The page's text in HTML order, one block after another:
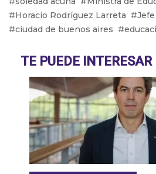
avanzan los bonos"
Martín Pacheco: "Es un juego
despertar alegría en los
se movilicen, no que la pidan
Horacio Rodríguez Larreta
ciudad de buenos aires
TE PUEDE INTERESAR